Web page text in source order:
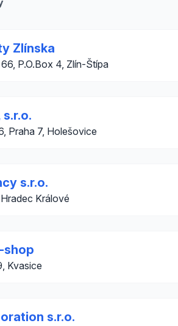
Zlínska
P.O.Box 4, Zlín-Štípa
Praha 7, Holešovice
s.r.o.
Králové
shop
Kvasice
s.r.o.